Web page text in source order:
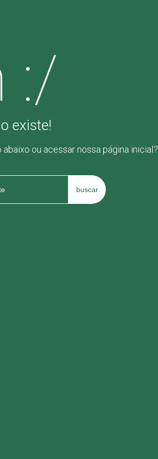
:/
existe!
ou acessar nossa página inicial?